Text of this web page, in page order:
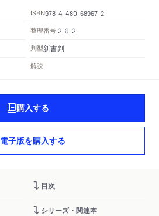
ISBN978-4-480-68967-2
整理番号 ２６２
判型新書判
解説
購入する
電子版を購入する
目次
シリーズ・関連本